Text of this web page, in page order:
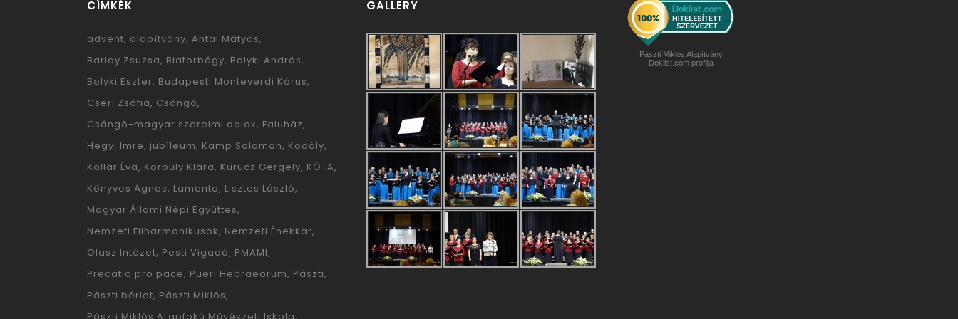
CÍMKÉK
advent alapítvány Antal Mátyás
Barlay Zsuzsa Biatorbágy Bolyki András
Bolyki Eszter Budapesti Monteverdi Kórus
Cseri Zsófia Csángó
Csángó-magyar szerelmi dalok Faluház
Hegyi Imre jubíleum Kamp Salamon Kodály
Kollár Éva Korbuly Klára Kurucz Gergely KÓTA
Könyves Ágnes Lamento Lisztes László
Magyar Állami Népi Együttes
Nemzeti Filharmonikusok Nemzeti Énekkar
Olasz Intézet Pesti Vigadó PMAMI
Precatio pro pace Pueri Hebraeorum Pászti
Pászti bérlet Pászti Miklós
GALLERY
Pászti Miklós Alapítvány
Doklist.com profilja